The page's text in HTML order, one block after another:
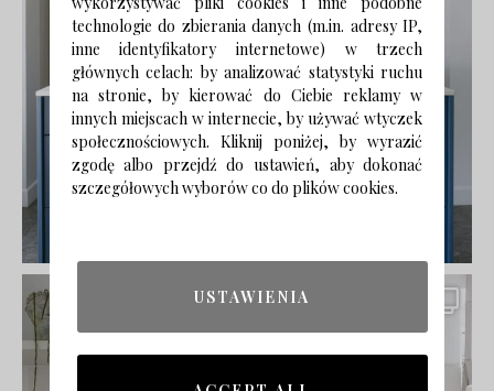
technologie do zbierania danych (m.in. adresy IP,
inne identyfikatory internetowe) w trzech
głównych celach: by analizować statystyki ruchu
na stronie, by kierować do Ciebie reklamy w
innych miejscach w internecie, by używać wtyczek
społecznościowych. Kliknij poniżej, by wyrazić
zgodę albo przejdź do ustawień, aby dokonać
szczegółowych wyborów co do plików cookies.
USTAWIENIA